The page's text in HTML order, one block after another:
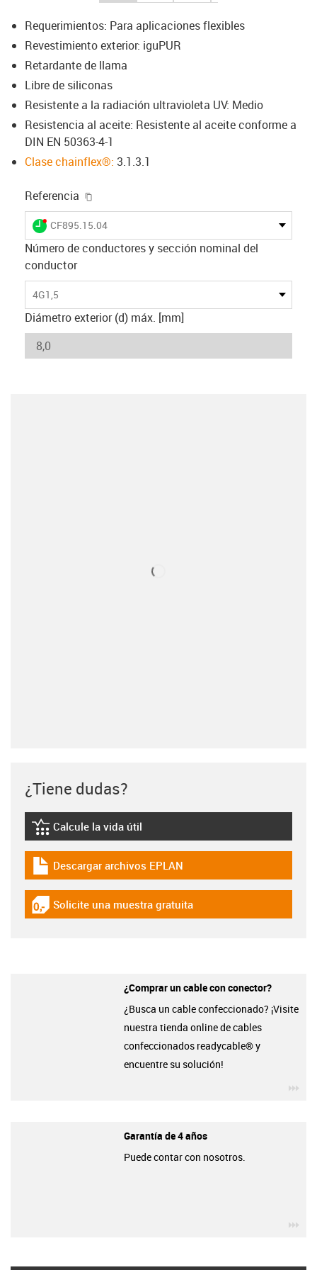
Requerimientos: Para aplicaciones flexibles
Revestimiento exterior: iguPUR
Retardante de llama
Libre de siliconas
Resistente a la radiación ultravioleta UV: Medio
Resistencia al aceite: Resistente al aceite conforme a
DIN EN 50363-4-1
Clase chainflex®: 3.1.3.1
Referencia
igus-icon-lieferzeit-dot
CF895.15.04
Número de conductores y sección nominal del
conductor
4G1,5
Diámetro exterior (d) máx. [mm]
¿Tiene dudas?
igus-icon-lebensdauerrechner
Calcule la vida útil
igus-icon-download-plan
Descargar archivos EPLAN
igus-icon-gratismuster
Solicite una muestra gratuita
¿Comprar un cable con conector?
¿Busca un cable confeccionado? ¡Visite
nuestra tienda online de cables
confeccionados readycable® y
encuentre su solución!
Garantía de 4 años
Puede contar con nosotros.